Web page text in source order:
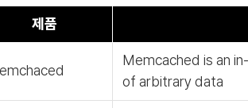
제품
Memcached is an
of arbitrary data